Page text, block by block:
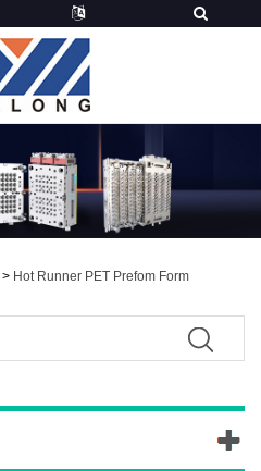
> Hot Runner PET Prefom Form